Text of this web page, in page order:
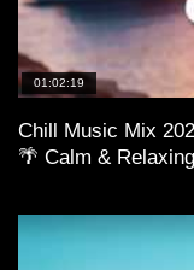
01:02:19
Chill Music Mix
🌴 Calm &